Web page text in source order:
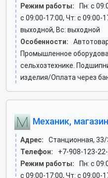
Режим работы:
Пн: c
c 09:00-17:00, Чт: c 09:00-
выходной, Вс: выходной
Особенности:
Промышленное
сельхозтехнике.
изделия/Оплата через
Механик, магазин
Адрес:
Станционная,
Телефон:
+7-908-123-
Режим работы:
Пн: c
c 09:00-17:00, Чт: c 09:00-